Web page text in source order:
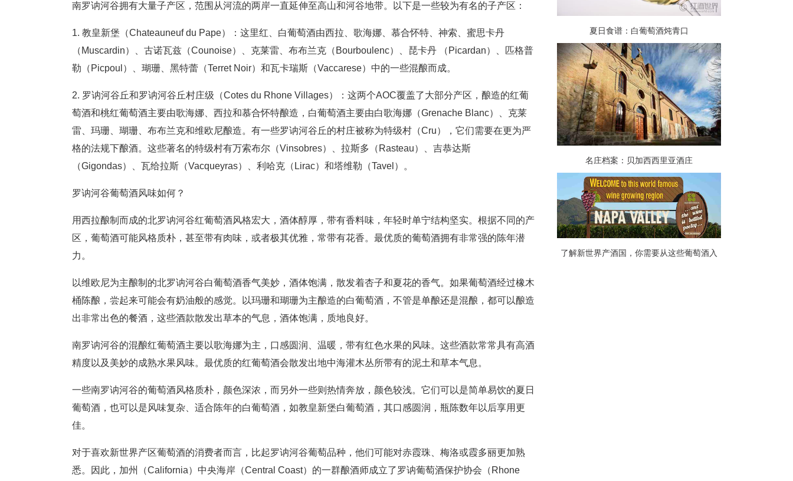
南罗讷河谷拥有大量子产区，范围从河流的两岸一直延伸至高山和河谷地带。以下是一些较为有名的子产区：
1. 教皇新堡（Chateauneuf du Pape）：这里红、白葡萄酒由西拉、歌海娜、慕合怀特、神索、蜜思卡丹
（Muscardin）、古诺瓦兹（Counoise）、克莱雷、布布兰克（Bourboulenc）、琵卡丹 （Picardan）、匹格普
勒（Picpoul）、瑚珊、黑特蕾（Terret Noir）和瓦卡瑞斯（Vaccarese）中的一些混酿而成。
2. 罗讷河谷丘和罗讷河谷丘村庄级（Cotes du Rhone Villages）：这两个AOC覆盖了大部分产区，酿造的红葡
萄酒和桃红葡萄酒主要由歌海娜、西拉和慕合怀特酿造，白葡萄酒主要由白歌海娜（Grenache Blanc）、克莱
雷、玛珊、瑚珊、布布兰克和维欧尼酿造。有一些罗讷河谷丘的村庄被称为特级村（Cru），它们需要在更为严
格的法规下酿酒。这些著名的特级村有万索布尔（Vinsobres）、拉斯多（Rasteau）、吉恭达斯
（Gigondas）、瓦给拉斯（Vacqueyras）、利哈克（Lirac）和塔维勒（Tavel）。
罗讷河谷葡萄酒风味如何？
用西拉酿制而成的北罗讷河谷红葡萄酒风格宏大，酒体醇厚，带有香料味，年轻时单宁结构坚实。根据不同的产
区，葡萄酒可能风格质朴，甚至带有肉味，或者极其优雅，常带有花香。最优质的葡萄酒拥有非常强的陈年潜
力。
以维欧尼为主酿制的北罗讷河谷白葡萄酒香气美妙，酒体饱满，散发着杏子和夏花的香气。如果葡萄酒经过橡木
桶陈酿，尝起来可能会有奶油般的感觉。以玛珊和瑚珊为主酿造的白葡萄酒，不管是单酿还是混酿，都可以酿造
出非常出色的餐酒，这些酒款散发出草本的气息，酒体饱满，质地良好。
南罗讷河谷的混酿红葡萄酒主要以歌海娜为主，口感圆润、温暖，带有红色水果的风味。这些酒款常常具有高酒
精度以及美妙的成熟水果风味。最优质的红葡萄酒会散发出地中海灌木丛所带有的泥土和草本气息。
一些南罗讷河谷的葡萄酒风格质朴，颜色深浓，而另外一些则热情奔放，颜色较浅。它们可以是简单易饮的夏日
葡萄酒，也可以是风味复杂、适合陈年的白葡萄酒，如教皇新堡白葡萄酒，其口感圆润，瓶陈数年以后享用更
佳。
对于喜欢新世界产区葡萄酒的消费者而言，比起罗讷河谷葡萄品种，他们可能对赤霞珠、梅洛或霞多丽更加熟
悉。因此，加州（California）中央海岸（Central Coast）的一群酿酒师成立了罗讷葡萄酒保护协会（Rhone
夏日食谱：白葡萄酒炖青口
名庄档案：贝加西西里亚酒庄
了解新世界产酒国，你需要从这些葡萄酒入